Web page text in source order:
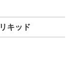
キッド